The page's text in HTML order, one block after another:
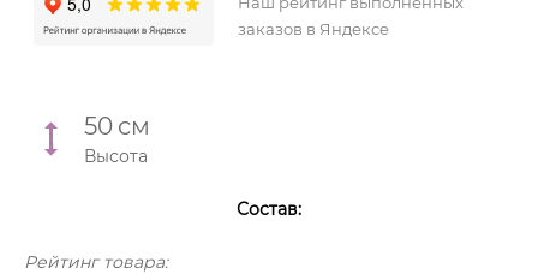
заказов в Яндексе
50 см
Высота
Состав:
Рейтинг товара: